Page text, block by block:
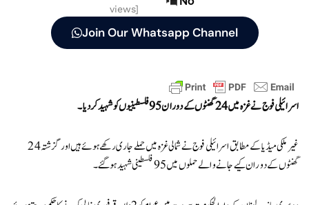
views]
Join Our Whatsapp Channel
اسرائیلی فوج نے غزہ میں 24 گھنٹوں کے دوران 95 فلسطینیوں کو شہید کردیا۔
غیر ملکی میڈیا کے مطابق اسرائیلی فوج نے شمالی غزہ میں حملے جاری رکھے ہوئے ہیں اور گزشتہ 24
گھنٹوں کے دوران کیے جانے والے حملوں میں 95 فلسطینی شہید ہوگئے۔